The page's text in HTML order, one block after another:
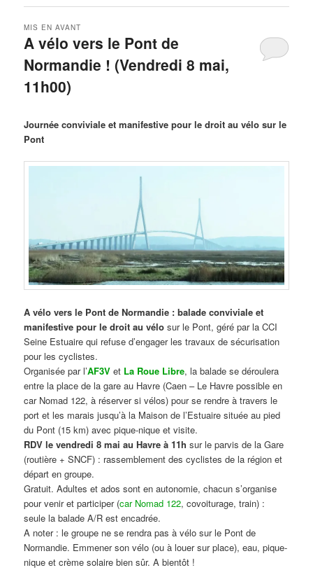
A vélo vers le Pont de
Normandie ! (Vendredi 8 mai,
11h00)
MIS EN AVANT
Journée conviviale et manifestive pour le droit au vélo sur le
Pont
A vélo vers le Pont de Normandie : balade conviviale et
manifestive pour le droit au vélo sur le Pont, géré par la CCI
Seine Estuaire qui refuse d’engager les travaux de sécurisation
pour les cyclistes.
Organisée par l’AF3V et La Roue Libre, la balade se déroulera
entre la place de la gare au Havre (Caen – Le Havre possible en
car Nomad 122, à réserver si vélos) pour se rendre à travers le
port et les marais jusqu’à la Maison de l’Estuaire située au pied
du Pont (15 km) avec pique-nique et visite.
RDV le vendredi 8 mai au Havre à 11h sur le parvis de la Gare
(routière + SNCF) : rassemblement des cyclistes de la région et
départ en groupe.
Gratuit. Adultes et ados sont en autonomie, chacun s’organise
pour venir et participer (car Nomad 122, covoiturage, train) :
seule la balade A/R est encadrée.
A noter : le groupe ne se rendra pas à vélo sur le Pont de
Normandie. Emmener son vélo (ou à louer sur place), eau, pique-
nique et crème solaire bien sûr. A bientôt !